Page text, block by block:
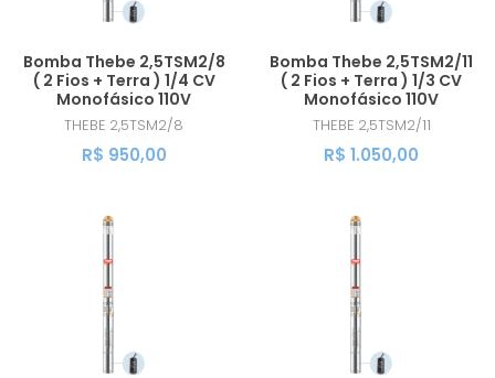
Bomba Thebe 2,5TSM2/8
( 2 Fios + Terra ) 1/4 CV
Monofásico 110V
THEBE 2,5TSM2/8
R$ 950,00
Bomba Thebe 2,5TSM2/11
( 2 Fios + Terra ) 1/3 CV
Monofásico 110V
THEBE 2,5TSM2/11
R$ 1.050,00